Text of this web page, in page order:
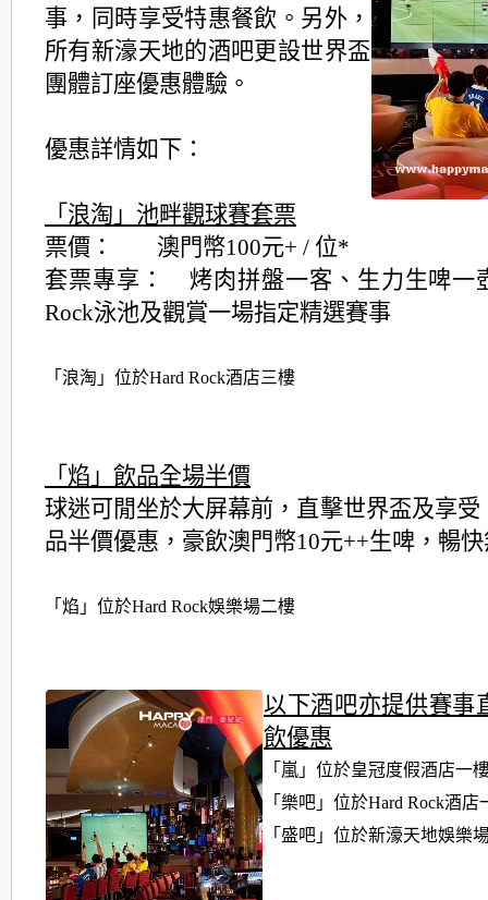
事，同時享受特惠餐飲。另外，
所有新濠天地的酒吧更設世界盃
團體訂座優惠體驗。
優惠詳情如下：
「浪淘」池畔觀球賽套票
票價： 澳門幣100元+ / 位*
套票專享： 烤肉拼盤一客、生力生啤一
Rock泳池及觀賞一場指定精選賽事
「浪淘」位於Hard Rock酒店三樓
「焰」飲品全場半價
球迷可閒坐於大屏幕前，直擊世界盃及享受
品半價優惠，豪飲澳門幣10元++生啤，暢
「焰」位於Hard Rock娛樂場二樓
以下酒吧亦提供賽事
飲優惠
「嵐」位於皇冠度假酒店一
「樂吧」位於Hard Rock酒店
「盛吧」位於新濠天地娛樂